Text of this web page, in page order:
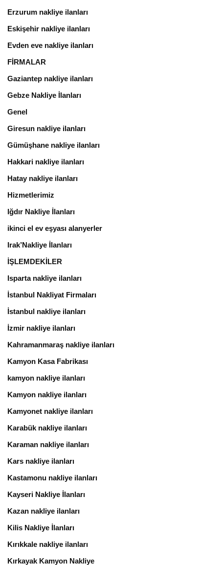
Erzurum nakliye ilanları
Eskişehir nakliye ilanları
Evden eve nakliye ilanları
FİRMALAR
Gaziantep nakliye ilanları
Gebze Nakliye İlanları
Genel
Giresun nakliye ilanları
Gümüşhane nakliye ilanları
Hakkari nakliye ilanları
Hatay nakliye ilanları
Hizmetlerimiz
Iğdır Nakliye İlanları
ikinci el ev eşyası alanyerler
Irak’Nakliye İlanları
İŞLEMDEKİLER
Isparta nakliye ilanları
İstanbul Nakliyat Firmaları
İstanbul nakliye ilanları
İzmir nakliye ilanları
Kahramanmaraş nakliye ilanları
Kamyon Kasa Fabrikası
kamyon nakliye ilanları
Kamyon nakliye ilanları
Kamyonet nakliye ilanları
Karabük nakliye ilanları
Karaman nakliye ilanları
Kars nakliye ilanları
Kastamonu nakliye ilanları
Kayseri Nakliye İlanları
Kazan nakliye ilanları
Kilis Nakliye İlanları
Kırıkkale nakliye ilanları
Kırkayak Kamyon Nakliye